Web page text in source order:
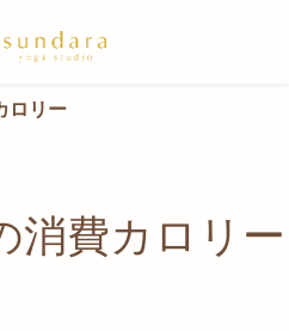
ロリー
消費カロリー